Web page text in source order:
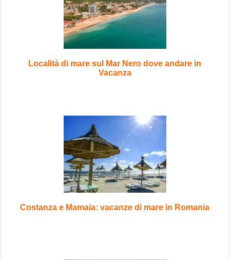
Località di mare sul Mar Nero dove andare in
Vacanza
Costanza e Mamaia: vacanze di mare in Romania